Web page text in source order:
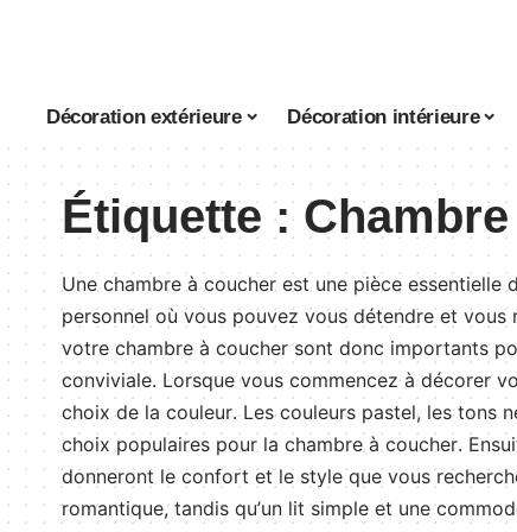
Décoration extérieure Décoration intérieure
Étiquette : Chambre
Unechambre à coucher estune pièce essentielle d
personneloù vous pouvez vous détendreet vous
votre chambre à couchersont donc importants
conviviale. Lorsquevous commencezàdécorer
choix de la couleur.Lescouleurs pastel, lestons
choix populaires pourla chambreàcoucher. Ensu
donneront le confort etle stylequevousrecher
romantique,tandis qu’un lit simple et unecomm